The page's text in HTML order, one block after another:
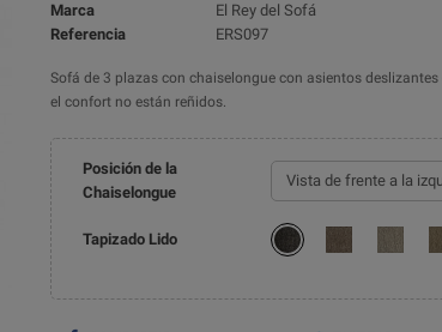
Marca
El Rey del Sofá
Referencia
ERS097
Sofá de 3 plazas con chaiselongue con asientos
el confort no están reñidos.
Posición de la
Chaiselongue
Tapizado Lido